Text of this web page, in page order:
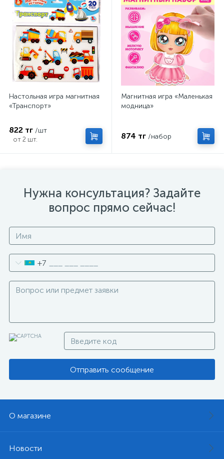
Настольная игра магнитная
«Транспорт»
822 тг /шт
от 2 шт.
Магнитная игра «Маленькая
модница»
874 тг /набор
Нужна консультация? Задайте
вопрос прямо сейчас!
+7
Отправить сообщение
О магазине
Новости